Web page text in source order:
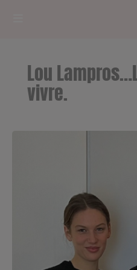
RADIOPLAYER
CONCOURS
Lou
vivre.